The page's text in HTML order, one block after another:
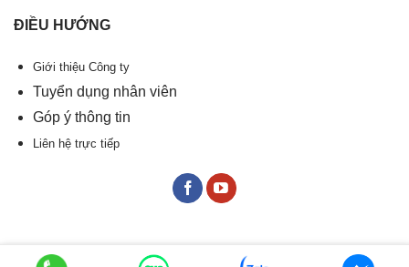
ĐIỀU HƯỚNG
Giới thiệu Công ty
Tuyển dụng nhân viên
Góp ý thông tin
Liên hệ trực tiếp